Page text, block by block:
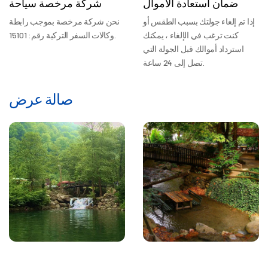
شركة مرخصة سياحة
نحن شركة مرخصة بموجب رابطة
ضمان استعادة الاموال
إذا تم إلغاء جولتك بسبب الطقس أو
كنت ترغب في الإلغاء ، يمكنك
استرداد أموالك قبل الجولة التي
تصل إلى 24 ساعة.
صالة عرض